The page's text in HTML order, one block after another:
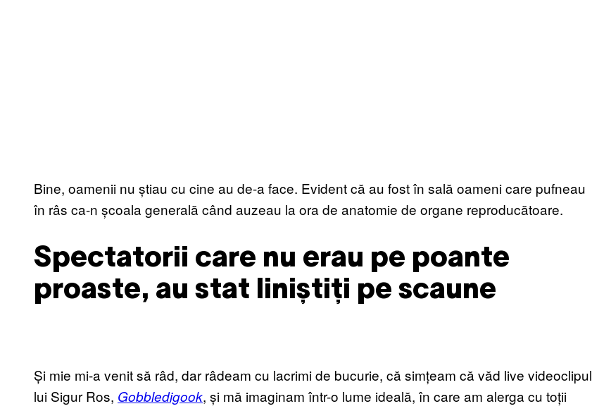
Bine, oamenii nu știau cu cine au de-a face. Evident că au fost în sală oameni care pufneau
în râs ca-n școala generală când auzeau la ora de anatomie de organe reproducătoare.
Spectatorii care nu erau pe poante
proaste, au stat liniștiți pe scaune
Și mie mi-a venit să râd, dar râdeam cu lacrimi de bucurie, că simțeam că văd live videoclipul
lui Sigur Ros, Gobbledigook, și mă imaginam într-o lume ideală, în care am alerga cu toții